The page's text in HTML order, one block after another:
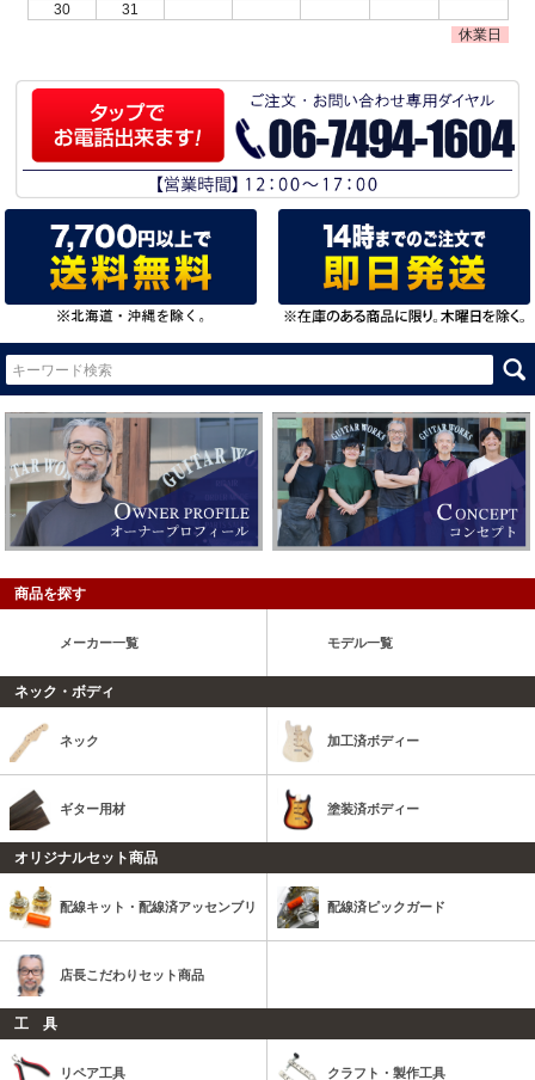
30
31
休業日
商品を探す
メーカー一覧 モデル一覧
ネック・ボディ
ネック 加工済ボディー
ギター用材 塗装済ボディー
オリジナルセット商品
配線キット・配線済アッセンブリ 配線済ピックガード
店長こだわりセット商品
工 具
リペア工具 クラフト・製作工具